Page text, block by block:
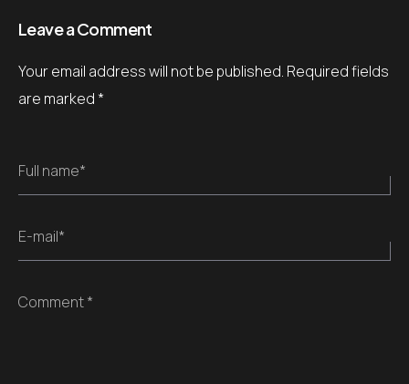
Leave a Comment
Your email address will not be published. Required fields
are marked *
Full name*
E-mail*
Comment *